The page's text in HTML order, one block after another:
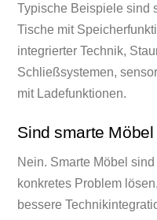
Typische Beispiele sind
Tische mit
integrierter Technik,
Schließsystemen,
mit Ladefunktionen.
Sind smarte
Nein. Smarte Möbel
konkretes Problem
bessere